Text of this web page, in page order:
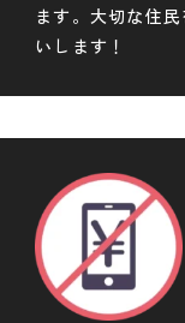
ます。大切な住
いします！